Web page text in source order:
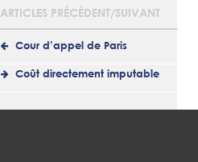
ARTICLES PRÉCÉDENT/SUIVANT
Cour d’appel de Paris
Coût directement imputable